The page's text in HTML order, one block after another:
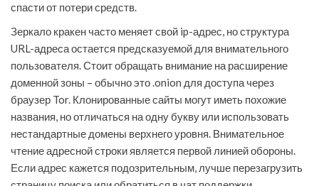
спасти от потери средств.
Зеркало кракен часто меняет свой ip-адрес, но структура
URL-адреса остается предсказуемой для внимательного
пользователя. Стоит обращать внимание на расширение
доменной зоны – обычно это .onion для доступа через
браузер Tor. Клонированные сайты могут иметь похожие
названия, но отличаться на одну букву или использовать
нестандартные домены верхнего уровня. Внимательное
чтение адресной строки является первой линией обороны.
Если адрес кажется подозрительным, лучше перезагрузить